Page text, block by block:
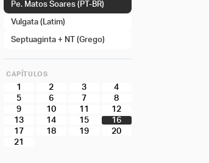
Pe. Matos Soares (PT-BR)
Vulgata (Latim)
Septuaginta + NT (Grego)
CAPÍTULOS
1 2 3
4
5
6 7
8
9
10 11
12
13
14 15
16
17
18 19
20
21